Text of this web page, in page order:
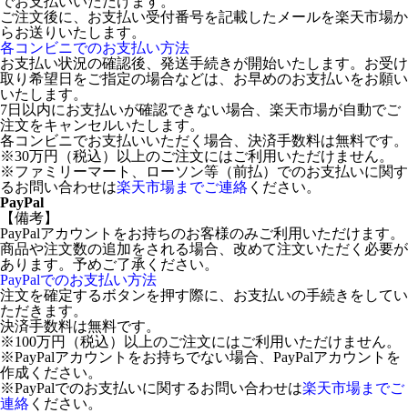
ご注文後に、お支払い受付番号を記載したメールを楽天市場か
らお送りいたします。
各コンビニでのお支払い方法
お支払い状況の確認後、発送手続きが開始いたします。お受け
取り希望日をご指定の場合などは、お早めのお支払いをお願い
いたします。
7日以内にお支払いが確認できない場合、楽天市場が自動でご
注文をキャンセルいたします。
各コンビニでお支払いいただく場合、決済手数料は無料です。
※30万円（税込）以上のご注文にはご利用いただけません。
※ファミリーマート、ローソン等（前払）でのお支払いに関す
るお問い合わせは楽天市場までご連絡 ください。
PayPal
【備考】
PayPalアカウントをお持ちのお客様のみご利用いただけます。
商品や注文数の追加をされる場合、改めて注文いただく必要が
あります。予めご了承ください。
PayPalでのお支払い方法
注文を確定するボタンを押す際に、お支払いの手続きをしてい
ただきます。
決済手数料は無料です。
※100万円（税込）以上のご注文にはご利用いただけません。
※PayPalアカウントをお持ちでない場合、PayPalアカウントを
作成ください。
※PayPalでのお支払いに関するお問い合わせは楽天市場までご
連絡 ください。